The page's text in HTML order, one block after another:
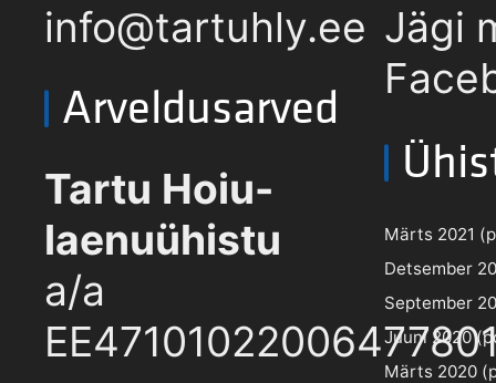
info@tartuhly.ee
Arveldusarved
Tartu Hoiu-
laenuühistu
a/a
Jägi
Märts 2021
Detsember
September
Juuni 2020
Märts 2020